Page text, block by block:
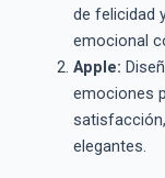
de felicidad
emocional
Apple:
emociones
elegantes.